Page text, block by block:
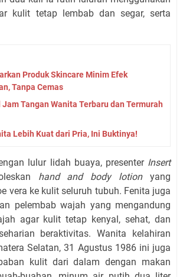
kulit tetap lembab dan segar, serta
Produk Skincare Minim Efek
Tanpa Cemas
Jam Tangan Wanita Terbaru dan Termurah
Lebih Kuat dari Pria, Ini Buktinya!
lulur lidah buaya, presenter Insert
hand and body lotionyang
vera ke kulit seluruh tubuh. Fenita juga
pelembab wajah yang mengandung
agar kulit tetap kenyal, sehat, dan
beraktivitas. Wanita kelahiran
Selatan, 31 Agustus 1986 ini juga
kulit dari dalam dengan makan